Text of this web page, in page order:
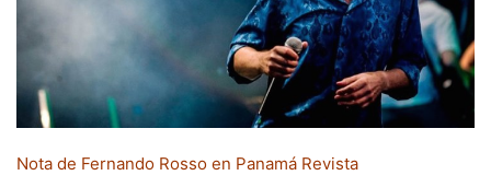
Nota de Fernando Rosso en Panamá Revista